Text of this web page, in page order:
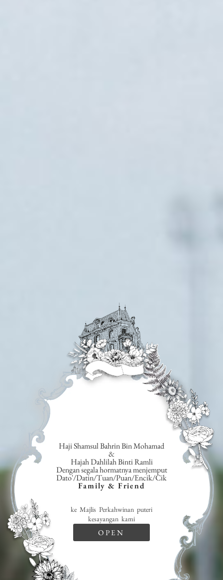
Haji Shamsul Bahrin Bin Mohamad
&
Hajah Dahlilah Binti Ramli
Dengan segala hormatnya menjemput
Dato'/Datin/Tuan/Puan/Encik/Cik
Family & Friend
ke Majlis Perkahwinan puteri
kesayangan kami
OPEN